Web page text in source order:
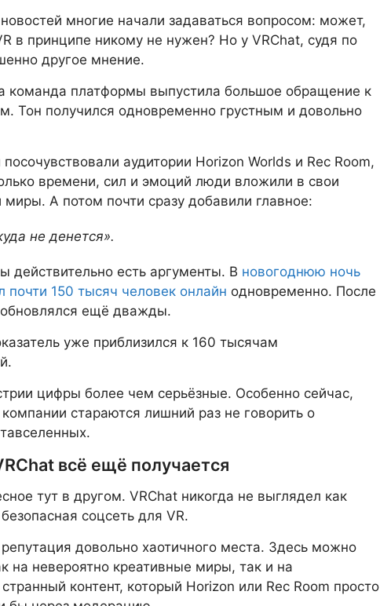
многие начали задаваться вопросом: может,
в принципе никому не нужен? Но у VRChat, судя по
другое мнение.
команда платформы выпустила большое обращение к
Тон получился одновременно грустным и довольно
посочувствовали аудитории Horizon Worlds и Rec Room,
времени, сил и эмоций люди вложили в свои
миры. А потом почти сразу добавили главное:
не денется».
действительно есть аргументы. В новогоднюю ночь
почти 150 тысяч человек онлайн одновременно. После
обновлялся ещё дважды.
уже приблизился к 160 тысячам
цифры более чем серьёзные. Особенно сейчас,
стараются лишний раз не говорить о
всё ещё получается
тут в другом. VRChat никогда не выглядел как
соцсеть для VR.
довольно хаотичного места. Здесь можно
на невероятно креативные миры, так и на
контент, который Horizon или Rec Room просто